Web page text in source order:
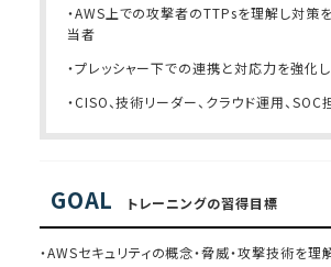
・AWS上での攻撃者のTTPsを理解し対策
当者
・プレッシャー下での連携と対応力を強化
・CISO、技術リーダー、クラウド運用、SOC
GOAL トレーニングの習得目標
・AWSセキュリティの概念・脅威・攻撃技術を理